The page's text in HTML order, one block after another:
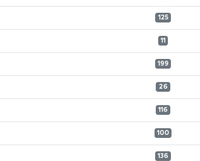
125
11
199
26
116
100
136